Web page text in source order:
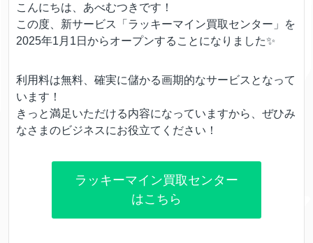
こんにちは、あべむつきです！
この度、新サービス「ラッキーマイン買取センター」を
2025年1月1日からオープンすることになりました✨
利用料は無料、確実に儲かる画期的なサービスとなって
います！
きっと満足いただける内容になっていますから、ぜひみ
なさまのビジネスにお役立てください！
ラッキーマイン買取センター
はこちら